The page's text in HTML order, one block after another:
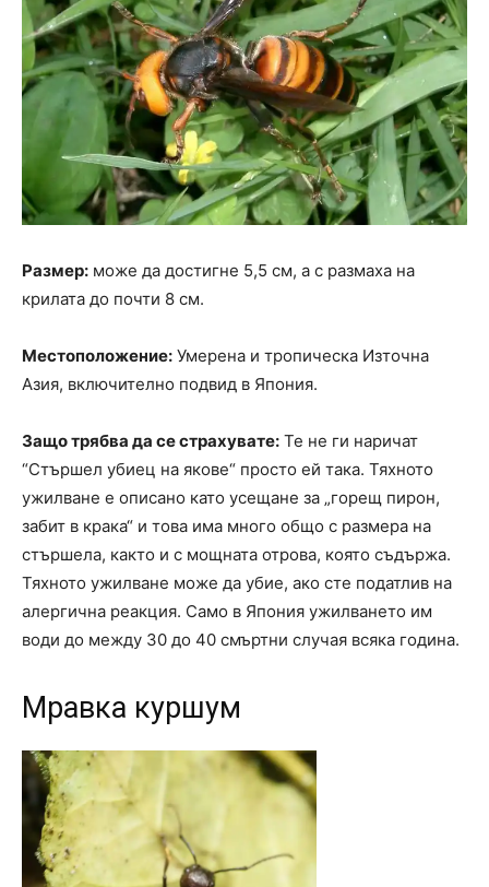
Размер: може да достигне 5,5 см, а с размаха на
крилата до почти 8 см.
Местоположение: Умерена и тропическа Източна
Азия, включително подвид в Япония.
Защо трябва да се страхувате: Те не ги наричат ​​
“Стършел убиец на якове“ просто ей така. Тяхното
ужилване е описано като усещане за „горещ пирон,
забит в крака“ и това има много общо с размера на
стършела, както и с мощната отрова, която съдържа.
Тяхното ужилване може да убие, ако сте податлив на
алергична реакция. Само в Япония ужилването им
води до между 30 до 40 смъртни случая всяка година.
Мравка куршум